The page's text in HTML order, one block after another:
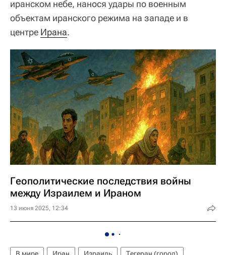
иранском небе, нанося удары по военным
объектам иранского режима на западе и в
центре Ирана.
Геополитические последствия войны
между Израилем и Ираном
13 июня 2025, 12:34